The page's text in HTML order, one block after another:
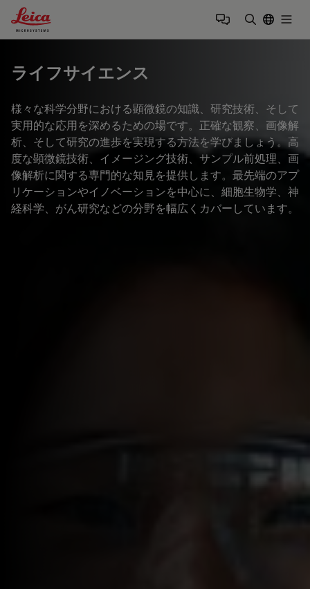
Leica Microsystems Logo
ライフサイエンス
様々な科学分野における顕微鏡の知識、研究技術、そして
実用的な応用を深めるための場です。正確な観察、画像解
析、そして研究の進歩を実現する方法を学びましょう。高
度な顕微鏡技術、イメージング技術、サンプル前処理、画
像解析に関する専門的な知見を提供します。最先端のアプ
リケーションやイノベーションを中心に、細胞生物学、神
経科学、がん研究などの分野を幅広くカバーしています。